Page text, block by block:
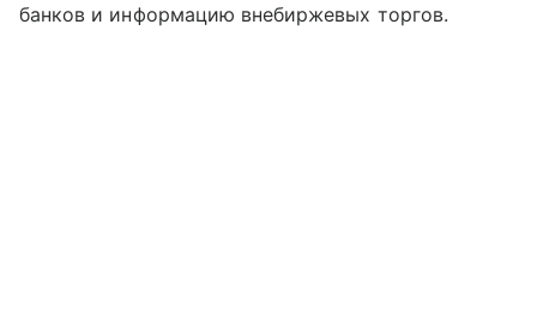
банков и информацию внебиржевых торгов.